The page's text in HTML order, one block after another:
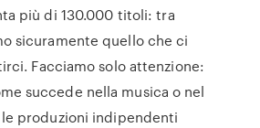
più di 130.000 titoli: tra
sicuramente quello che ci
Facciamo solo attenzione:
succede nella musica o nel
produzioni indipendenti